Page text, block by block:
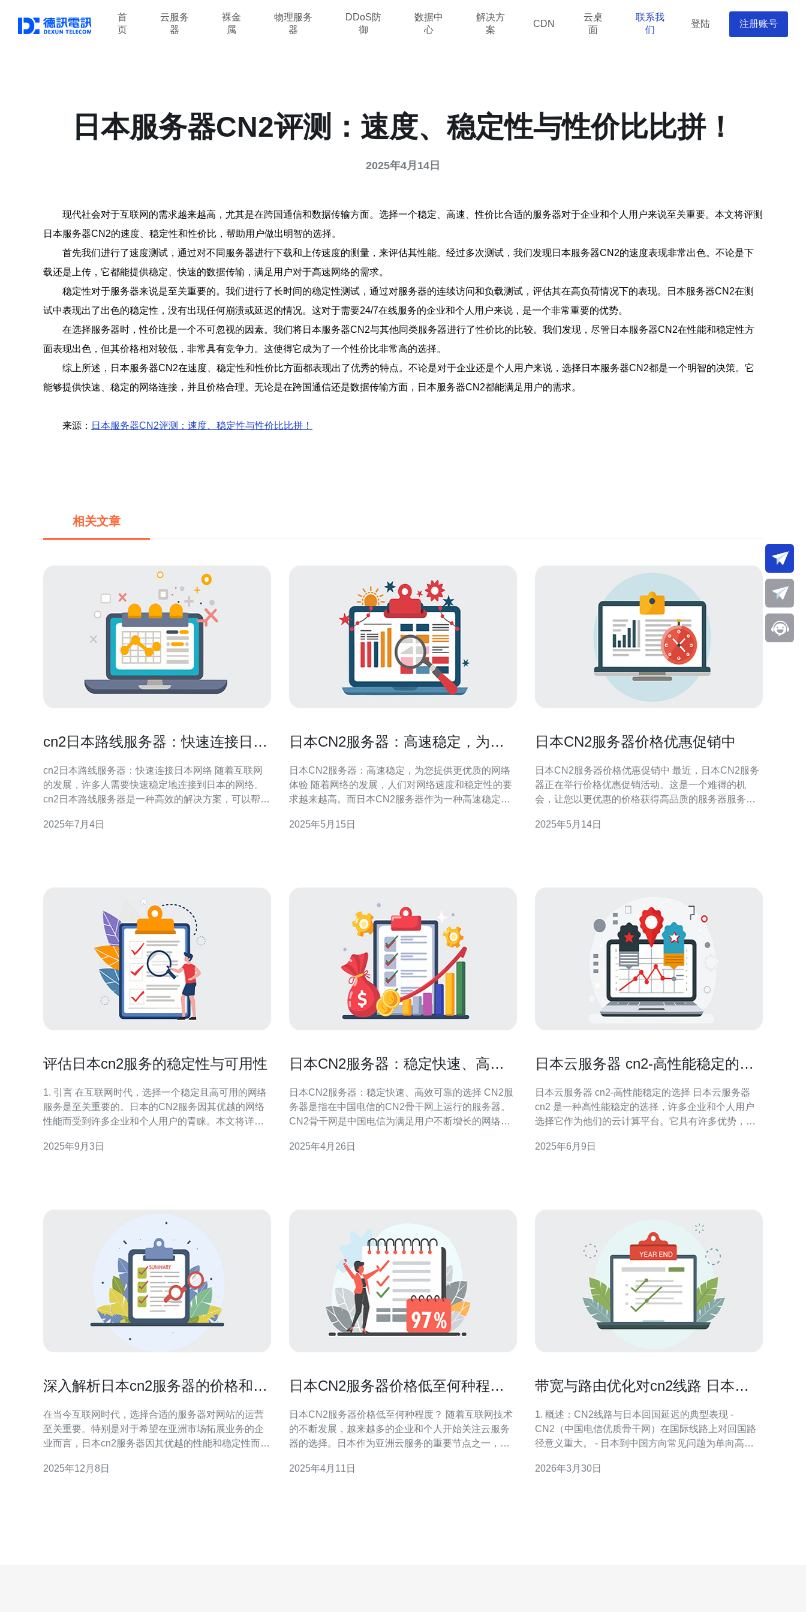
首
页
云服务
器
裸金
属
物理服务
器
DDoS防
御
数据中
心
解决方
案
CDN
云桌
面
联系我
们
登陆 注册账号
日本服务器CN2评测：速度、稳定性与性价比比拼！
2025年4月14日
现代社会对于互联网的需求越来越高，尤其是在跨国通信和数据传输方面。选择一个稳定、高速、性价比合适的服务器对于企业和个人用户来说至关重要。本文将评测
日本服务器CN2的速度、稳定性和性价比，帮助用户做出明智的选择。
首先我们进行了速度测试，通过对不同服务器进行下载和上传速度的测量，来评估其性能。经过多次测试，我们发现日本服务器CN2的速度表现非常出色。不论是下
载还是上传，它都能提供稳定、快速的数据传输，满足用户对于高速网络的需求。
稳定性对于服务器来说是至关重要的。我们进行了长时间的稳定性测试，通过对服务器的连续访问和负载测试，评估其在高负荷情况下的表现。日本服务器CN2在测
试中表现出了出色的稳定性，没有出现任何崩溃或延迟的情况。这对于需要24/7在线服务的企业和个人用户来说，是一个非常重要的优势。
在选择服务器时，性价比是一个不可忽视的因素。我们将日本服务器CN2与其他同类服务器进行了性价比的比较。我们发现，尽管日本服务器CN2在性能和稳定性方
面表现出色，但其价格相对较低，非常具有竞争力。这使得它成为了一个性价比非常高的选择。
综上所述，日本服务器CN2在速度、稳定性和性价比方面都表现出了优秀的特点。不论是对于企业还是个人用户来说，选择日本服务器CN2都是一个明智的决策。它
能够提供快速、稳定的网络连接，并且价格合理。无论是在跨国通信还是数据传输方面，日本服务器CN2都能满足用户的需求。
来源： 日本服务器CN2评测：速度、稳定性与性价比比拼！
相关文章
cn2日本路线服务器：快速连接日本
cn2日本路线服务器：快速连接日本网络 随着互联网
的发展，许多人需要快速稳定地连接到日本的网络。
cn2日本路线服务器是一种高效的解决方案，可以帮助
cn2日本路线服务器是一种专门设计用于连接日本网络
2025年7月4日
日本CN2服务器：高速稳定，为您
日本CN2服务器：高速稳定，为您提供更优质的网络
体验 随着网络的发展，人们对网络速度和稳定性的要
求越来越高。而日本CN2服务器作为一种高速稳定的
服务器采用了先进的技术，具有高速稳定的特点。其
2025年5月15日
日本CN2服务器价格优惠促销中
日本CN2服务器价格优惠促销中 最近，日本CN2服务
器正在举行价格优惠促销活动。这是一个难得的机
会，让您以更优惠的价格获得高品质的服务器服务。
CN2服务器是指通过中国电信的CN2网络连接到全球
2025年5月14日
评估日本cn2服务的稳定性与可用性
1. 引言 在互联网时代，选择一个稳定且高可用的网络
服务是至关重要的。日本的CN2服务因其优越的网络
性能而受到许多企业和个人用户的青睐。本文将详细
供具体的步骤指南，确保你能够有效地进行评估。 2.
2025年9月3日
日本CN2服务器：稳定快速、高效
日本CN2服务器：稳定快速、高效可靠的选择 CN2服
务器是指在中国电信的CN2骨干网上运行的服务器。
CN2骨干网是中国电信为满足用户不断增长的网络需
特点。 选择日本CN2服务器有以下几个优势： 稳定快
2025年4月26日
日本云服务器 cn2-高性能稳定的选
日本云服务器 cn2-高性能稳定的选择 日本云服务器
cn2 是一种高性能稳定的选择，许多企业和个人用户
选择它作为他们的云计算平台。它具有许多优势，使
性能的服务器，可以满足用户对速度和稳定性的需
2025年6月9日
深入解析日本cn2服务器的价格和性
在当今互联网时代，选择合适的服务器对网站的运营
至关重要。特别是对于希望在亚洲市场拓展业务的企
业而言，日本cn2服务器因其优越的性能和稳定性而备
能，帮助用户做出明智的选择。 日本cn2服务器的性
2025年12月8日
日本CN2服务器价格低至何种程
日本CN2服务器价格低至何种程度？ 随着互联网技术
的不断发展，越来越多的企业和个人开始关注云服务
器的选择。日本作为亚洲云服务的重要节点之一，其
格的具体水平，以帮助读者了解并做出更明智的选
2025年4月11日
带宽与路由优化对cn2线路 日本回
1. 概述：CN2线路与日本回国延迟的典型表现 -
CN2（中国电信优质骨干网）在国际线路上对回国路
径意义重大。 - 日本到中国方向常见问题为单向高延
（queuing delay）与丢包，放大RTT表现。 - 不合理
2026年3月30日